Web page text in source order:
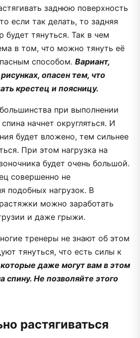
заднюю поверхность
если так делать, то задняя
будет тянуться. Так в чем
в том, что можно тянуть её
способом. Вариант,
опасен тем, что
крестец и поясницу.
при выполнении
начнет округляться. И
будет вложено, тем сильнее
При этом нагрузка на
будет очень большой.
совершенно не
подобных нагрузок. В
можно заработать
и даже грыжи.
тренеры не знают об этом
тянуться, что есть силы к
даже могут вам в этом
спину. Не позволяйте этого
растягиваться